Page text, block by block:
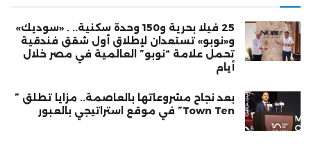
25 فيلا بحرية و150 وحدة سكنية.. . «سوديك»
و«نوبو» تستعدان لإطلاق أول شقق فندقية
تحمل علامة “نوبو” العالمية في مصر خلال
أيام
بعد نجاح مشروعاتها بالعاصمة.. مزايا تطلق ”
Town Ten” في موقع استراتيجي بالعبور